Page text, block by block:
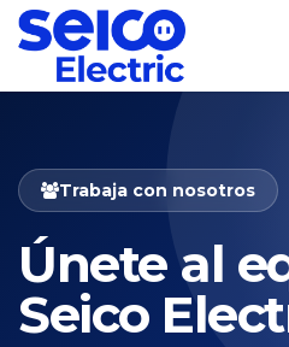
Ir al contenido
Trabaja con nosotros
Únete al
Seico